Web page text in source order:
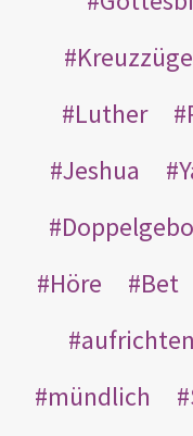
Kreuzzüge
Luther
Jeshua
Höre
Bet
aufrichten
mündlich